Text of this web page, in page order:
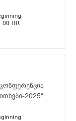
HR
2025“.